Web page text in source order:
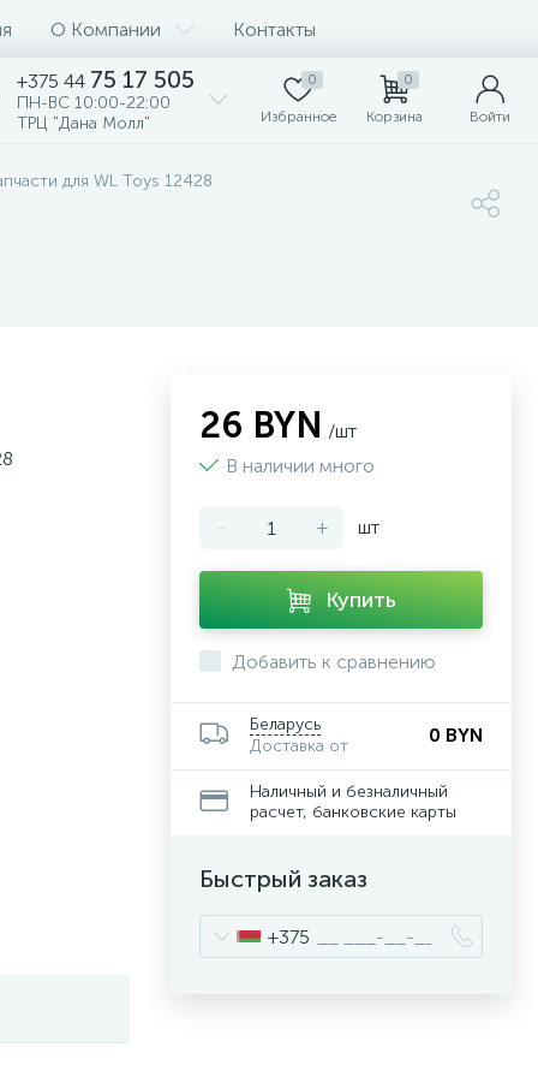
О Компании Контакты
+375 44 75 17 505
ПН-ВС 10:00-22:00
ТРЦ "Дана Молл"
0
Избранное
0
Корзина Войти
для WL Toys 12428
26 BYN /шт
В наличии много
- + шт
Купить
Добавить к сравнению
Беларусь
Доставка от
0 BYN
Наличный и безналичный
расчет, банковские карты
Быстрый заказ
+375